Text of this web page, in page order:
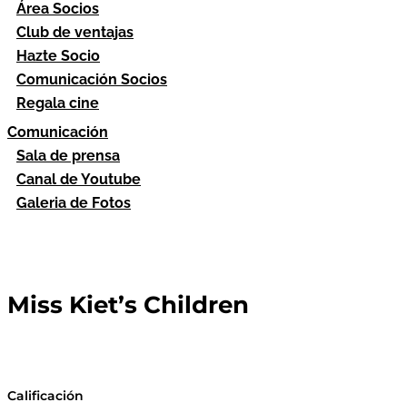
Área Socios
Club de ventajas
Hazte Socio
Comunicación Socios
Regala cine
Comunicación
Sala de prensa
Canal de Youtube
Galeria de Fotos
Miss Kiet’s Children
Calificación